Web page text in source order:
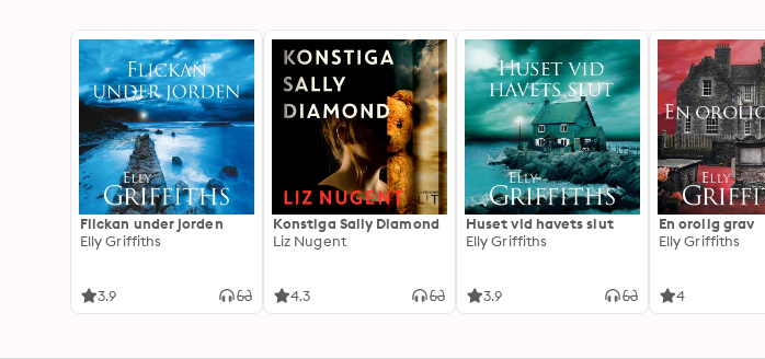
Flickan under jorden
Elly Griffiths
3.9
Konstiga Sally Diamond
Liz Nugent
4.3
Huset vid havets slut
Elly Griffiths
3.9
En orolig grav
Elly Griffiths
4